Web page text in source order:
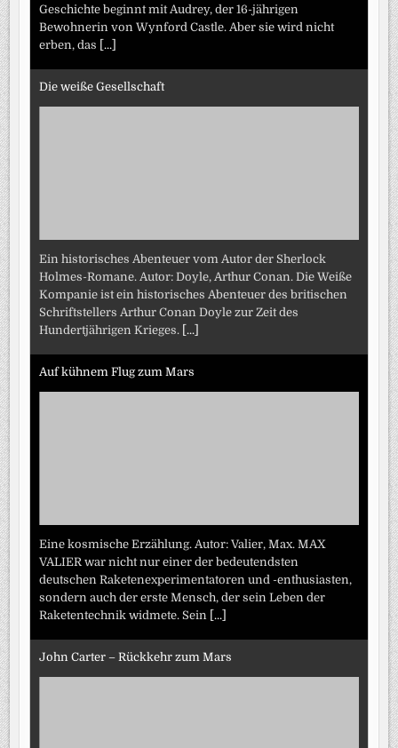
Geschichte beginnt mit Audrey, der 16-jährigen
Bewohnerin von Wynford Castle. Aber sie wird nicht
erben, das [...]
Die weiße Gesellschaft
Ein historisches Abenteuer vom Autor der Sherlock
Holmes-Romane. Autor: Doyle, Arthur Conan. Die Weiße
Kompanie ist ein historisches Abenteuer des britischen
Schriftstellers Arthur Conan Doyle zur Zeit des
Hundertjährigen Krieges. [...]
Auf kühnem Flug zum Mars
Eine kosmische Erzählung. Autor: Valier, Max. MAX
VALIER war nicht nur einer der bedeutendsten
deutschen Raketenexperimentatoren und -enthusiasten,
sondern auch der erste Mensch, der sein Leben der
Raketentechnik widmete. Sein [...]
John Carter – Rückkehr zum Mars